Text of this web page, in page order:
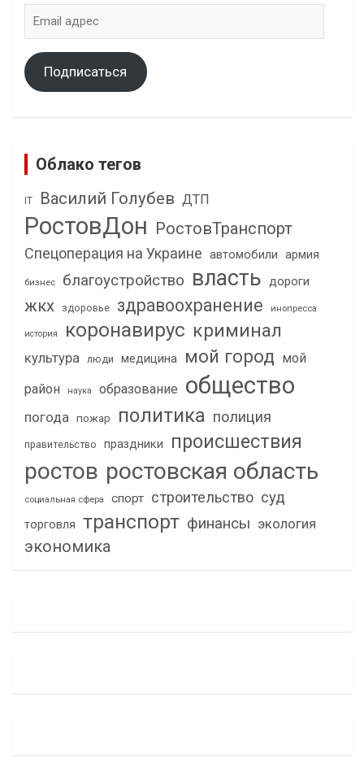
адрес
Подписаться
Облако тегов
IT Василий Голубев ДТП
РостовДон РостовТранспорт
Спецоперация на Украине автомобили армия
бизнес благоустройство власть дороги
жкх здоровье здравоохранение инопресса
история коронавирус криминал
культура люди медицина мой город мой
район
наука образование общество
погода пожар политика полиция
правительство праздники происшествия
ростов ростовская область
социальная сфера спорт строительство суд
торговля транспорт финансы экология
экономика